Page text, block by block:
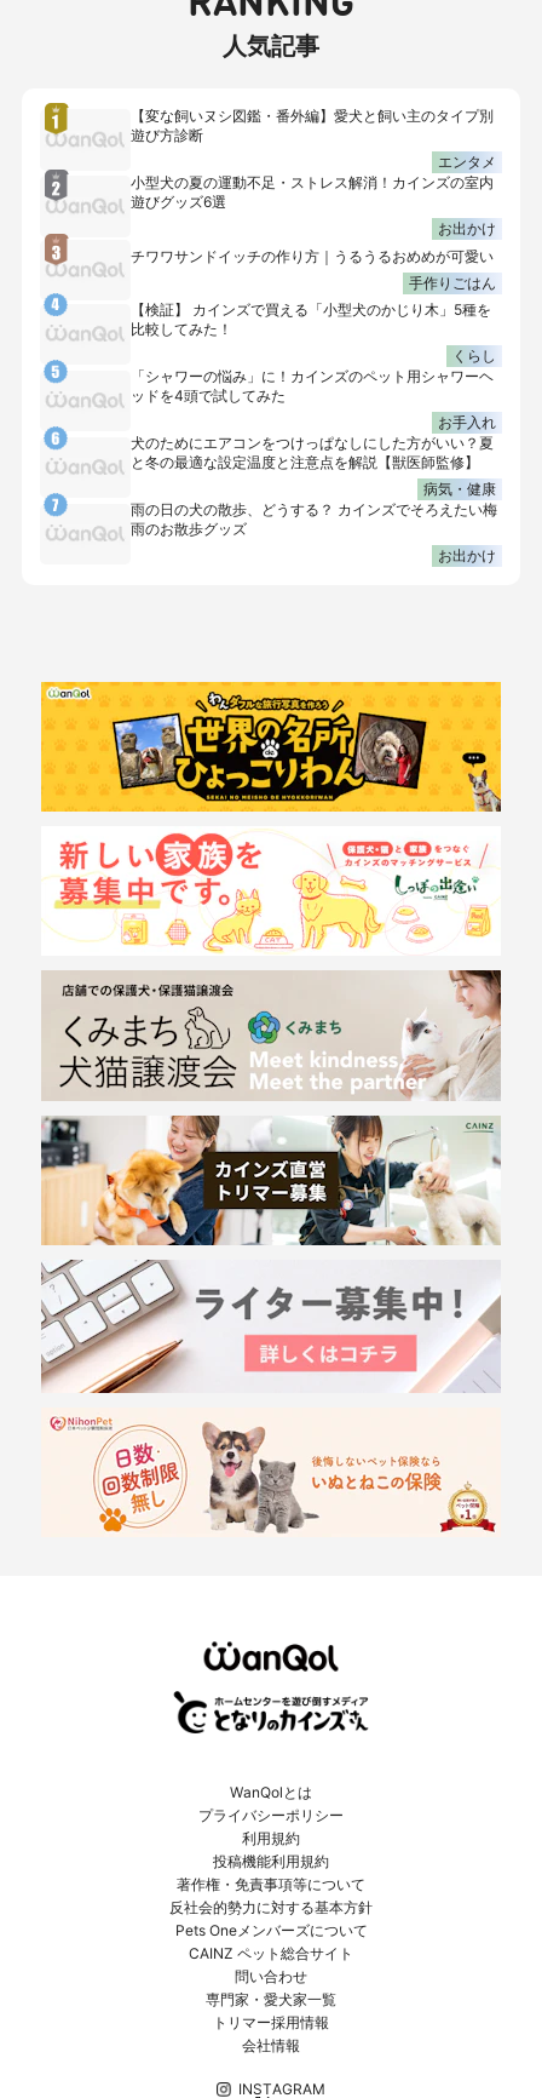
人気記事
【変な飼いヌシ図鑑・番外編】愛犬と飼い主のタイプ別
遊び方診断
エンタメ
小型犬の夏の運動不足・ストレス解消！カインズの室内
遊びグッズ6選
お出かけ
チワワサンドイッチの作り方｜うるうるおめめが可愛い
手作りごはん
【検証】 カインズで買える「小型犬のかじり木」5種を
比較してみた！
くらし
「シャワーの悩み」に！カインズのペット用シャワーヘ
ッドを4頭で試してみた
お手入れ
犬のためにエアコンをつけっぱなしにした方がいい？夏
と冬の最適な設定温度と注意点を解説【獣医師監修】
病気・健康
雨の日の犬の散歩、どうする？ カインズでそろえたい梅
雨のお散歩グッズ
お出かけ
WanQolとは
プライバシーポリシー
利用規約
投稿機能利用規約
著作権・免責事項等について
反社会的勢力に対する基本方針
Pets Oneメンバーズについて
CAINZ ペット総合サイト
問い合わせ
専門家・愛犬家一覧
トリマー採用情報
会社情報
INSTAGRAM